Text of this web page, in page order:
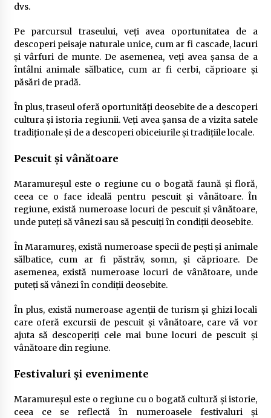
dvs.
Pe parcursul traseului, veți avea oportunitatea de a
descoperi peisaje naturale unice, cum ar fi cascade, lacuri
și vârfuri de munte. De asemenea, veți avea șansa de a
întâlni animale sălbatice, cum ar fi cerbi, căprioare și
păsări de pradă.
În plus, traseul oferă oportunități deosebite de a descoperi
cultura și istoria regiunii. Veți avea șansa de a vizita satele
tradiționale și de a descoperi obiceiurile și tradițiile locale.
Pescuit și vânătoare
Maramureșul este o regiune cu o bogată faună și floră,
ceea ce o face ideală pentru pescuit și vânătoare. În
regiune, există numeroase locuri de pescuit și vânătoare,
unde puteți să vânezi sau să pescuiți în condiții deosebite.
În Maramureș, există numeroase specii de pești și animale
sălbatice, cum ar fi păstrăv, somn, și căprioare. De
asemenea, există numeroase locuri de vânătoare, unde
puteți să vânezi în condiții deosebite.
În plus, există numeroase agenții de turism și ghizi locali
care oferă excursii de pescuit și vânătoare, care vă vor
ajuta să descoperiți cele mai bune locuri de pescuit și
vânătoare din regiune.
Festivaluri și evenimente
Maramureșul este o regiune cu o bogată cultură și istorie,
ceea ce se reflectă în numeroasele festivaluri și